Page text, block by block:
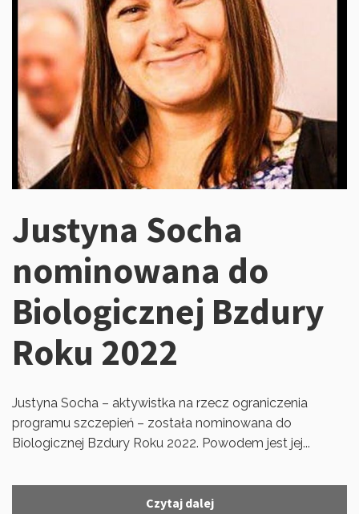
Justyna Socha
nominowana do
Biologicznej Bzdury
Roku 2022
Justyna Socha – aktywistka na rzecz ograniczenia
programu szczepień – została nominowana do
Biologicznej Bzdury Roku 2022. Powodem jest jej...
Czytaj dalej